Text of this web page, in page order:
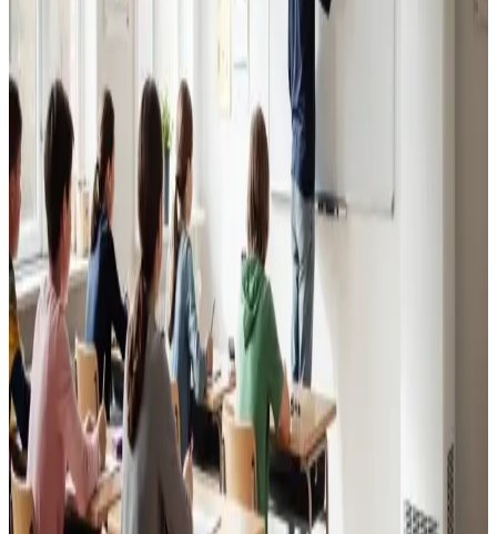
Erhvervsventilation
Kontorer, klinikker, butikker og restauranter i
Langeskov. Godt indeklima for alle.
Læs mere